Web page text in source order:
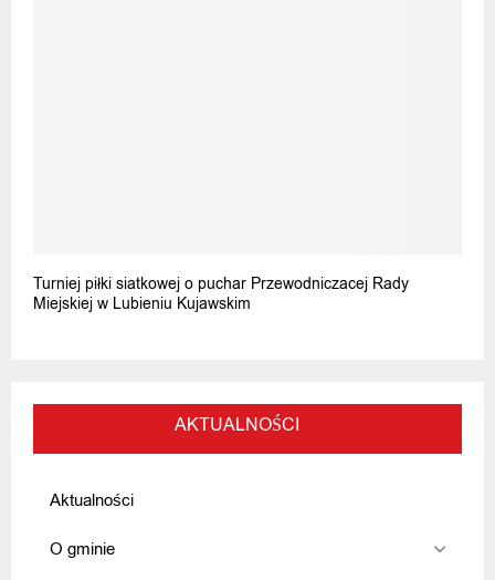
Turniej piłki siatkowej o puchar Przewodniczacej Rady
Miejskiej w Lubieniu Kujawskim
AKTUALNOŚCI
Aktualności
O gminie